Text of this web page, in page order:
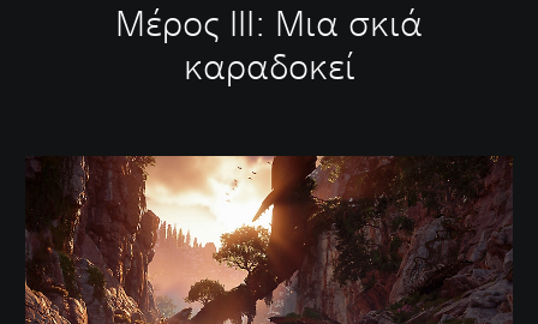
Μέρος III: Μια σκιά
καραδοκεί